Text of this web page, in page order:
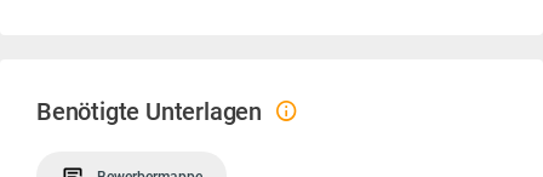
Benötigte Unterlagen